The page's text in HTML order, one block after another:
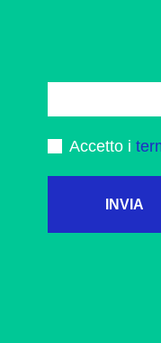
Accetto i
INVIA